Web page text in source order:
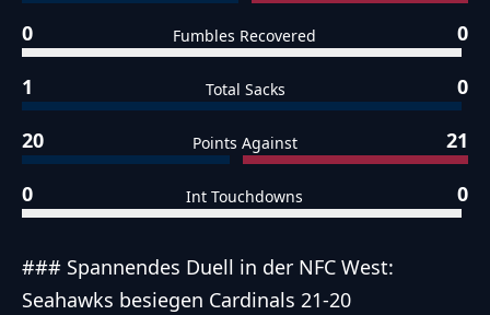
0 Fumbles Recovered 0
1 Total Sacks 0
20 Points Against 21
0 Int Touchdowns 0
### Spannendes Duell in der NFC West:
Seahawks besiegen Cardinals 21-20